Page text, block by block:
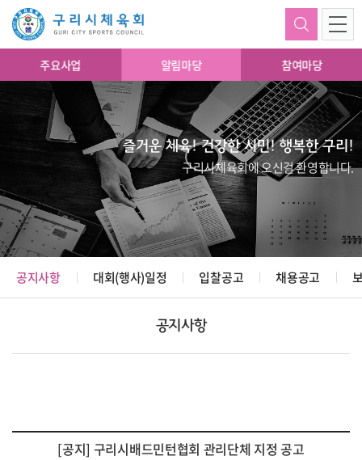
주요사업 알림마당 참여마당
즐거운 체육! 건강한 시민! 행복한 구리!
구리시체육회에 오신걸 환영합니다.
공지사항 대회(행사)일정 입찰공고 채용공고
공지사항
[공지] 구리시배드민턴협회 관리단체 지정 공고